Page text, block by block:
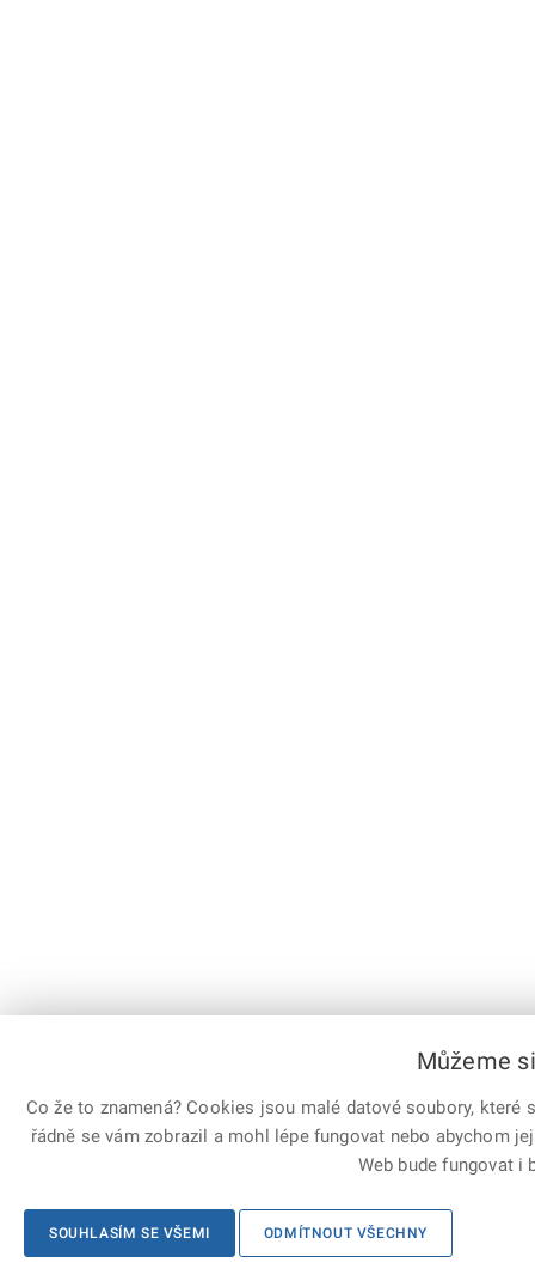
Můžeme
Co že to znamená? Cookies jsou malé datové soubory,
řádně se vám zobrazil a mohl lépe fungovat nebo abychom
Web bude fungovat i
SOUHLASÍM SE VŠEMI ODMÍTNOUT VŠECHNY